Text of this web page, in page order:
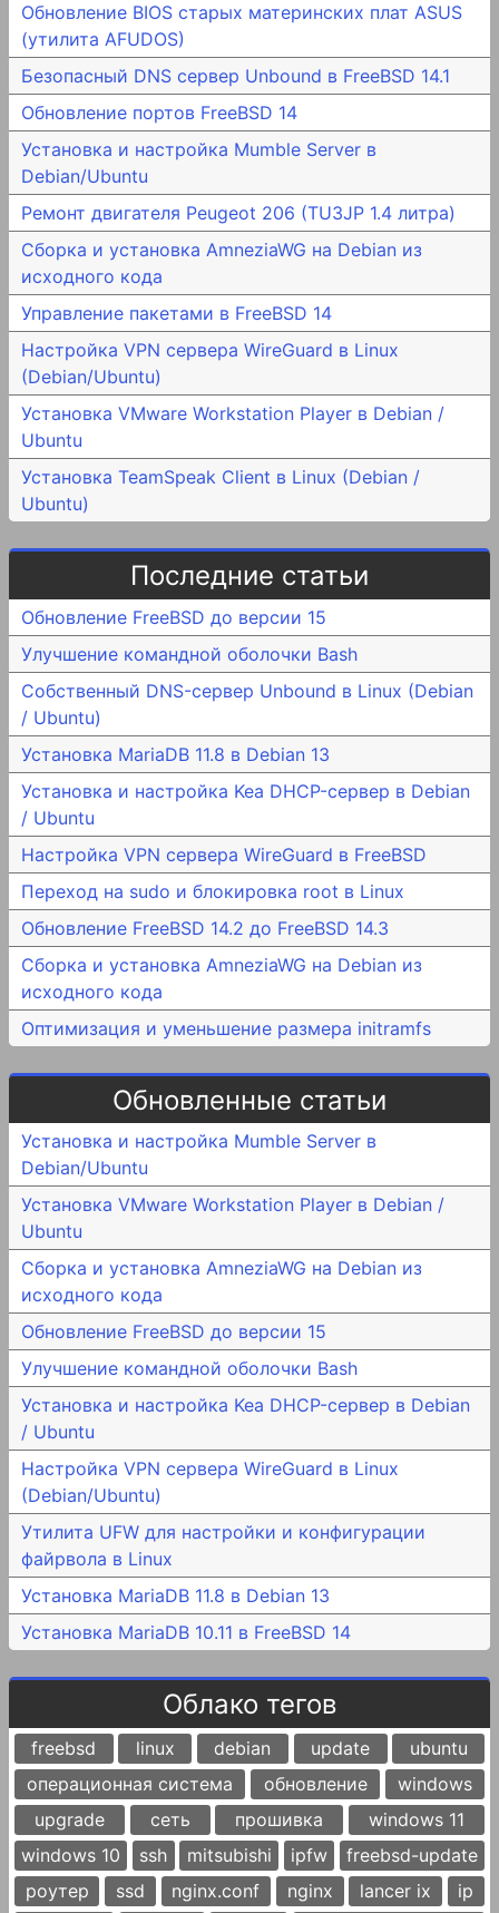
Обновление BIOS старых материнских плат ASUS
(утилита AFUDOS)
Безопасный DNS сервер Unbound в FreeBSD 14.1
Обновление портов FreeBSD 14
Установка и настройка Mumble Server в
Debian/Ubuntu
Ремонт двигателя Peugeot 206 (TU3JP 1.4 литра)
Сборка и установка AmneziaWG на Debian из
исходного кода
Управление пакетами в FreeBSD 14
Настройка VPN сервера WireGuard в Linux
(Debian/Ubuntu)
Установка VMware Workstation Player в Debian /
Ubuntu
Установка TeamSpeak Client в Linux (Debian /
Ubuntu)
Последние статьи
Обновление FreeBSD до версии 15
Улучшение командной оболочки Bash
Собственный DNS-сервер Unbound в Linux (Debian
/ Ubuntu)
Установка MariaDB 11.8 в Debian 13
Установка и настройка Kea DHCP-сервер в Debian
/ Ubuntu
Настройка VPN сервера WireGuard в FreeBSD
Переход на sudo и блокировка root в Linux
Обновление FreeBSD 14.2 до FreeBSD 14.3
Сборка и установка AmneziaWG на Debian из
исходного кода
Оптимизация и уменьшение размера initramfs
Обновленные статьи
Установка и настройка Mumble Server в
Debian/Ubuntu
Установка VMware Workstation Player в Debian /
Ubuntu
Сборка и установка AmneziaWG на Debian из
исходного кода
Обновление FreeBSD до версии 15
Улучшение командной оболочки Bash
Установка и настройка Kea DHCP-сервер в Debian
/ Ubuntu
Настройка VPN сервера WireGuard в Linux
(Debian/Ubuntu)
Утилита UFW для настройки и конфигурации
файрвола в Linux
Установка MariaDB 11.8 в Debian 13
Установка MariaDB 10.11 в FreeBSD 14
Облако тегов
freebsd linux debian update
ubuntu
операционная система
обновление
windows
upgrade
сеть прошивка
windows 11
windows 10
ssh mitsubishi ipfw
freebsd-update
роутер
ssd nginx.conf nginx lancer ix ip